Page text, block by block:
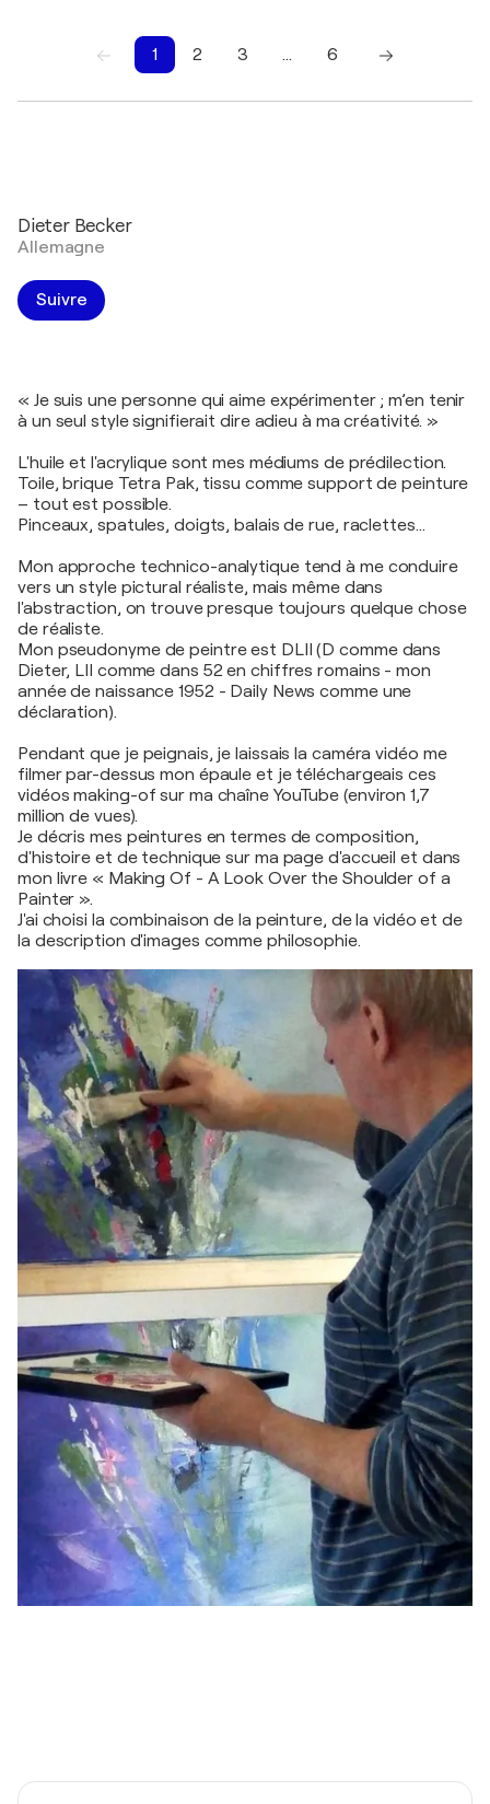
1 2 3 …
6
Dieter Becker
Allemagne
Suivre
« Je suis une personne qui aime expérimenter ; m’en tenir
à un seul style signifierait dire adieu à ma créativité. »
L'huile et l'acrylique sont mes médiums de prédilection.
Toile, brique Tetra Pak, tissu comme support de peinture
– tout est possible.
Pinceaux, spatules, doigts, balais de rue, raclettes...
Mon approche technico-analytique tend à me conduire
vers un style pictural réaliste, mais même dans
l'abstraction, on trouve presque toujours quelque chose
de réaliste.
Mon pseudonyme de peintre est DLII (D comme dans
Dieter, LII comme dans 52 en chiffres romains - mon
année de naissance 1952 - Daily News comme une
déclaration).
Pendant que je peignais, je laissais la caméra vidéo me
filmer par-dessus mon épaule et je téléchargeais ces
vidéos making-of sur ma chaîne YouTube (environ 1,7
million de vues).
Je décris mes peintures en termes de composition,
d'histoire et de technique sur ma page d'accueil et dans
mon livre « Making Of - A Look Over the Shoulder of a
Painter ».
J'ai choisi la combinaison de la peinture, de la vidéo et de
la description d'images comme philosophie.